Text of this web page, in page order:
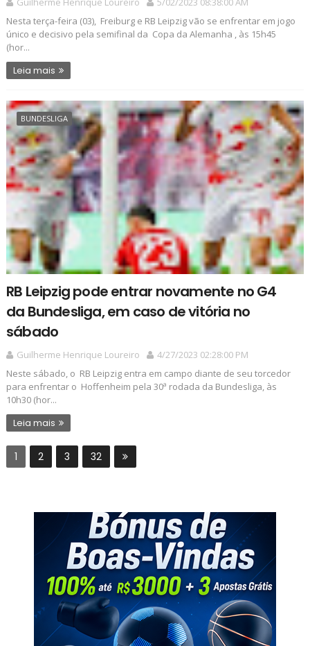
Nesta terça-feira (03), Freiburg e RB Leipzig vão se enfrentar em jogo
único e decisivo pela semifinal da Copa da Alemanha , às 15h45
(hor...
Leia mais
BUNDESLIGA
RB Leipzig pode entrar novamente no G4
da Bundesliga, em caso de vitória no
sábado
Guilherme Henrique Loureiro
4/27/2023 02:28:00 PM
Neste sábado, o RB Leipzig entra em campo diante de seu torcedor
para enfrentar o Hoffenheim pela 30ª rodada da Bundesliga, às
10h30 (hor...
Leia mais
1 2 3 32